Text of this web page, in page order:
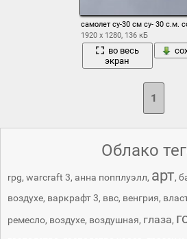
самолет су-30 см су- 30 с.м.
1920 x 1280, 136 кБ
во весь
экран
1
Облако
rpg, warcraft 3, анна попплуэлл, арт,
воздухе, варкрафт 3, ввс, венгрия,
ремесло, воздухе, воздушная, глаза,